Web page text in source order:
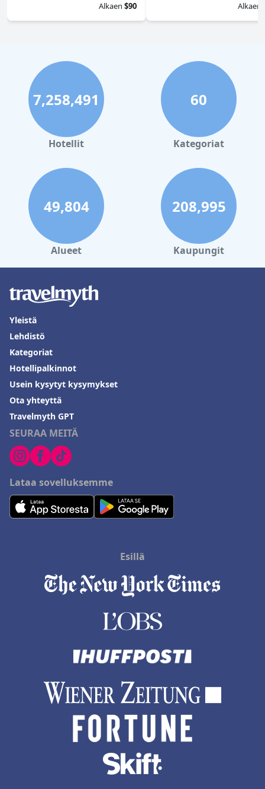
Alkaen $90
Alkaen
7,258,491
Hotellit
60
Kategoriat
49,804
Alueet
208,995
Kaupungit
SEURAA MEITÄ
Lataa sovelluksemme
Yleistä
Lehdistö
Kategoriat
Hotellipalkinnot
Usein kysytyt kysymykset
Ota yhteyttä
Travelmyth GPT
Esillä